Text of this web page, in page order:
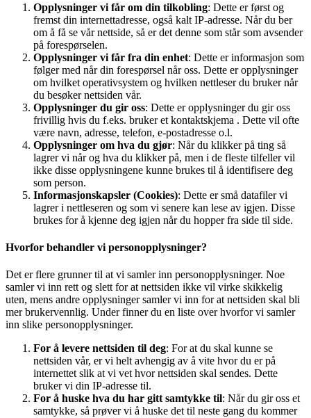
Opplysninger vi får om din tilkobling: Dette er først og
fremst din internettadresse, også kalt IP-adresse. Når du ber
om å få se vår nettside, så er det denne som står som avsender
på forespørselen.
Opplysninger vi får fra din enhet: Dette er informasjon som
følger med når din forespørsel når oss. Dette er opplysninger
om hvilket operativsystem og hvilken nettleser du bruker når
du besøker nettsiden vår.
Opplysninger du gir oss: Dette er opplysninger du gir oss
frivillig hvis du f.eks. bruker et kontaktskjema . Dette vil ofte
være navn, adresse, telefon, e-postadresse o.l.
Opplysninger om hva du gjør: Når du klikker på ting så
lagrer vi når og hva du klikker på, men i de fleste tilfeller vil
ikke disse opplysningene kunne brukes til å identifisere deg
som person.
Informasjonskapsler (Cookies): Dette er små datafiler vi
lagrer i nettleseren og som vi senere kan lese av igjen. Disse
brukes for å kjenne deg igjen når du hopper fra side til side.
Hvorfor behandler vi personopplysninger?
Det er flere grunner til at vi samler inn personopplysninger. Noe
samler vi inn rett og slett for at nettsiden ikke vil virke skikkelig
uten, mens andre opplysninger samler vi inn for at nettsiden skal bli
mer brukervennlig. Under finner du en liste over hvorfor vi samler
inn slike personopplysninger.
For å levere nettsiden til deg: For at du skal kunne se
nettsiden vår, er vi helt avhengig av å vite hvor du er på
internettet slik at vi vet hvor nettsiden skal sendes. Dette
bruker vi din IP-adresse til.
For å huske hva du har gitt samtykke til: Når du gir oss et
samtykke, så prøver vi å huske det til neste gang du kommer